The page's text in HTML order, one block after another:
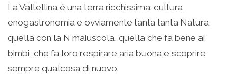
su
Facebook
apre
in
una
nuova
finestra)
condividere
su
Twitter
(Si
in
una
nuova
finestra)
condividere
su
(Si
in
una
finestra)
condividere
su
LinkedIn
(Si
in
una
nuova
finestra)
stampare
(Si
apre
in
nuova
finestra)
La Valtellina è una terra ricchissima: cultura,
enogastronomia e ovviamente tanta tanta Natura,
quella con la N maiuscola, quella che fa bene ai
bimbi, che fa loro respirare aria buona e scoprire
sempre qualcosa di nuovo.